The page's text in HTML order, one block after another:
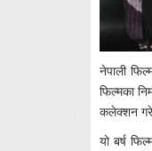
नेपाली
फिल्मका
कलेक्शन
यो बर्ष